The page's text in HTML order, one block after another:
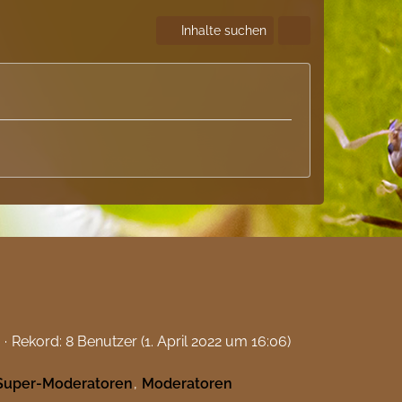
Inhalte suchen
Rekord: 8 Benutzer (1. April 2022 um 16:06)
Moderatoren Moderatoren